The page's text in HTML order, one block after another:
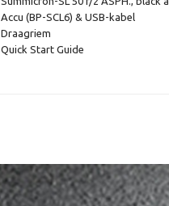
Accu (BP-SCL6) & USB-kabel
Draagriem
Quick Start Guide